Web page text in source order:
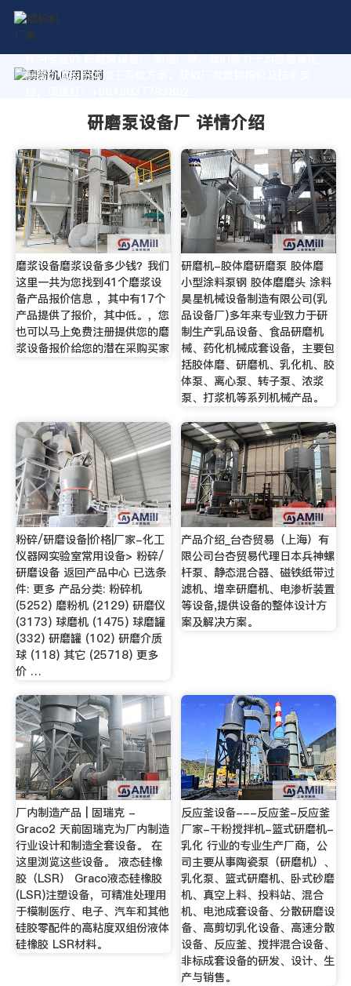
作为专业的 研磨泵设备厂 制造厂家，我们致力于为您量身定
制高价值的粉体加工系统方案。获取厂家直销报价及技术支
研磨泵设备厂 详情介绍
磨浆设备磨浆设备多少钱？我们
这里一共为您找到41个磨浆设
备产品报价信息 ，其中有17个
产品提供了报价，其中低。，您
也可以马上免费注册提供您的磨
浆设备报价给您的潜在采购买家
研磨机-胶体磨研磨泵 胶体磨
小型涂料泵钢 胶体磨磨头 涂料
昊星机械设备制造有限公司(乳
品设备厂)多年来专业致力于研
制生产乳品设备、食品研磨机
械、药化机械成套设备，主要包
括胶体磨、研磨机、乳化机、胶
体泵、离心泵、转子泵、浓浆
泵、打浆机等系列机械产品。
粉碎/研磨设备|价格|厂家-化工
仪器网实验室常用设备> 粉碎/
研磨设备 返回产品中心 已选条
件: 更多 产品分类: 粉碎机
(5252) 磨粉机 (2129) 研磨仪
(3173) 球磨机 (1475) 球磨罐
(332) 研磨罐 (102) 研磨介质
球 (118) 其它 (25718) 更多
价 …
产品介绍_台杏贸易（上海）有
限公司台杏贸易代理日本兵神螺
杆泵、静态混合器、磁铁纸带过
滤机、增幸研磨机、电渗析装置
等设备,提供设备的整体设计方
案及解决方案。
厂内制造产品 | 固瑞克 -
Graco2 天前固瑞克为厂内制造
行业设计和制造全套设备。 在
这里浏览这些设备。 液态硅橡
胶（LSR） Graco液态硅橡胶
(LSR)注塑设备，可精准处理用
于模制医疗、电子、汽车和其他
硅胶零配件的高粘度双组份液体
硅橡胶 LSR材料。
反应釜设备---反应釜-反应釜
厂家-干粉搅拌机-篮式研磨机-
乳化 行业的专业生产厂商，公
司主要从事陶瓷泵（研磨机）、
乳化泵、篮式研磨机、卧式砂磨
机、真空上料、投料站、混合
机、电池成套设备、分散研磨设
备、高剪切乳化设备、高速分散
设备、反应釜、搅拌混合设备、
非标成套设备的研发、设计、生
产与销售。